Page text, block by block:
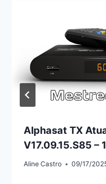
Alphasat TX
V17.09.15.S85
AlineCastro 09/17/